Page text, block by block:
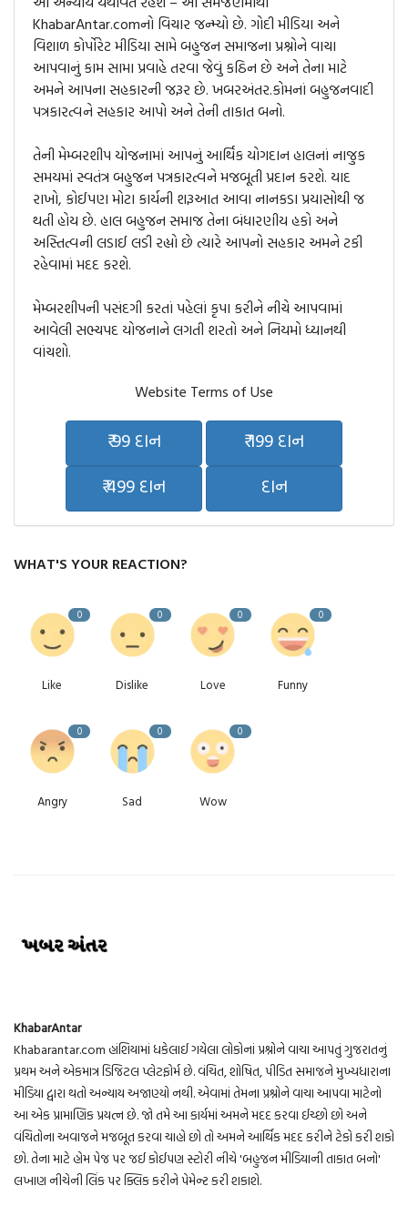
KhabarAntar.comનો વિચાર જન્મ્યો છે. ગોદી મીડિયા અને
વિશાળ કોર્પોરેટ મીડિયા સામે બહુજન સમાજના પ્રશ્નોને વાચા
આપવાનું કામ સામા પ્રવાહે તરવા જેવું કઠિન છે અને તેના માટે
અમને આપના સહકારની જરૂર છે. ખબરઅંતર.કોમનાં બહુજનવાદી
પત્રકારત્વને સહકાર આપો અને તેની તાકાત બનો.
તેની મેમ્બરશીપ યોજનામાં આપનું આર્થિક યોગદાન હાલનાં નાજુક
સમયમાં સ્વતંત્ર બહુજન પત્રકારત્વને મજબૂતી પ્રદાન કરશે. યાદ
રાખો, કોઈપણ મોટા કાર્યની શરૂઆત આવા નાનકડા પ્રયાસોથી જ
થતી હોય છે. હાલ બહુજન સમાજ તેના બંધારણીય હકો અને
અસ્તિત્વની લડાઈ લડી રહ્યો છે ત્યારે આપનો સહકાર અમને ટકી
રહેવામાં મદદ કરશે.
મેમ્બરશીપની પસંદગી કરતાં પહેલાં કૃપા કરીને નીચે આપવામાં
આવેલી સભ્યપદ યોજનાને લગતી શરતો અને નિયમો ધ્યાનથી
વાંચશો.
Website Terms of Use
₹ 99 દાન
₹ 199 દાન
₹ 499 દાન
દાન
WHAT'S YOUR REACTION?
0
Like
0
Dislike
0
Love
0
Funny
0
Angry
0
Sad
0
Wow
KhabarAntar
Khabarantar.com હાંશિયામાં ધકેલાઈ ગયેલા લોકોનાં પ્રશ્નોને વાચા આપતું ગુજરાતનું
પ્રથમ અને એકમાત્ર ડિજિટલ પ્લેટફોર્મ છે. વંચિત, શોષિત, પીડિત સમાજને મુખ્યધારાના
મીડિયા દ્વારા થતો અન્યાય અજાણ્યો નથી. એવામાં તેમના પ્રશ્નોને વાચા આપવા માટેનો
આ એક પ્રામાણિક પ્રયત્ન છે. જો તમે આ કાર્યમાં અમને મદદ કરવા ઈચ્છો છો અને
વંચિતોના અવાજને મજબૂત કરવા ચાહો છો તો અમને આર્થિક મદદ કરીને ટેકો કરી શકો
છો. તેના માટે હોમ પેજ પર જઈ કોઈપણ સ્ટોરી નીચે 'બહુજન મીડિયાની તાકાત બનો'
લખાણ નીચેની લિંક પર ક્લિક કરીને પેમેન્ટ કરી શકાશે.